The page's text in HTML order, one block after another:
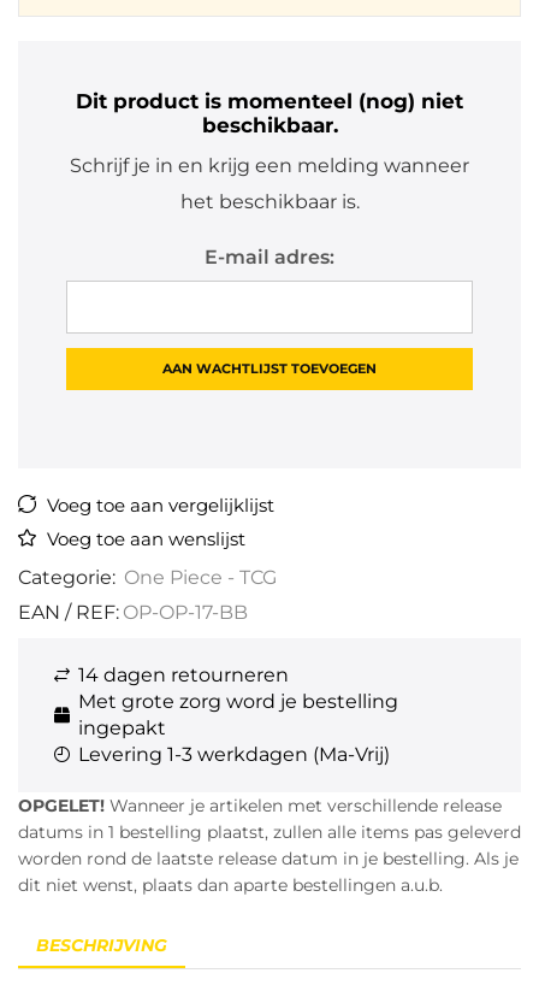
Dit product is momenteel (nog) niet
beschikbaar.
Schrijf je in en krijg een melding wanneer
het beschikbaar is.
E-mail adres:
Voeg toe aan vergelijklijst
Voeg toe aan wenslijst
Categorie: One Piece - TCG
EAN / REF: OP-OP-17-BB
14 dagen retourneren
Met grote zorg word je bestelling
ingepakt
Levering 1-3 werkdagen (Ma-Vrij)
OPGELET! Wanneer je artikelen met verschillende release
datums in 1 bestelling plaatst, zullen alle items pas geleverd
worden rond de laatste release datum in je bestelling. Als je
dit niet wenst, plaats dan aparte bestellingen a.u.b.
BESCHRIJVING